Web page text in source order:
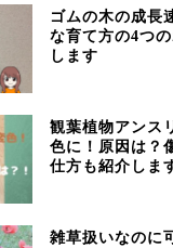
ゴムの木の成長
な育て方の4つ
します
観葉植物アンス
色に！原因は？
仕方も紹介しま
雑草扱いなのに